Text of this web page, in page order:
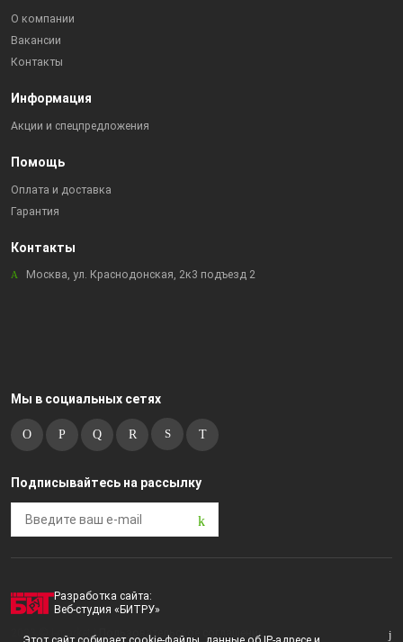
О компании
Вакансии
Контакты
Информация
Акции и спецпредложения
Помощь
Оплата и доставка
Гарантия
Контакты
Москва, ул. Краснодонская, 2к3 подъезд 2
Мы в социальных сетях
Подписывайтесь на рассылку
Разработка сайта:
Веб-студия «БИТРУ»
2023 © i-market |
Пользовательское соглашение